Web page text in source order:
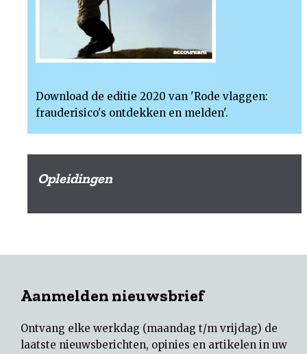
Download de editie 2020 van 'Rode vlaggen:
frauderisico's ontdekken en melden'.
Opleidingen
Aanmelden nieuwsbrief
Ontvang elke werkdag (maandag t/m vrijdag) de
laatste nieuwsberichten, opinies en artikelen in uw